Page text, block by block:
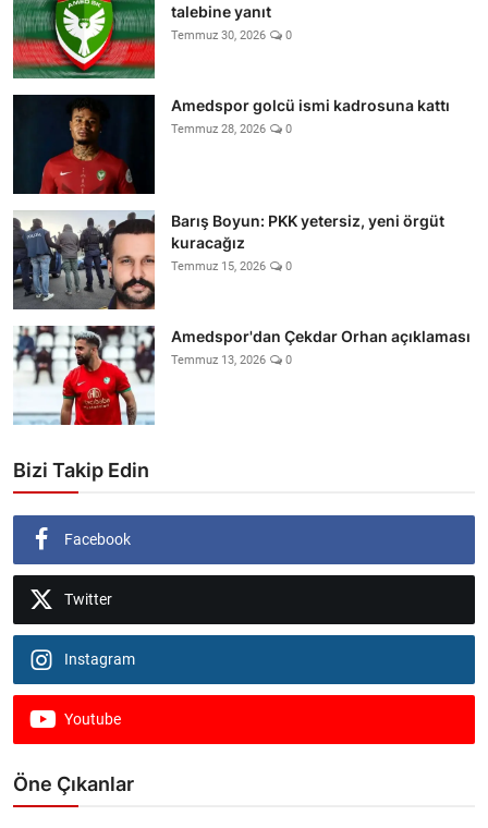
talebine yanıt
Temmuz 30, 2026 0
Amedspor golcü ismi kadrosuna kattı
Temmuz 28, 2026 0
Barış Boyun: PKK yetersiz, yeni örgüt
kuracağız
Temmuz 15, 2026 0
Amedspor'dan Çekdar Orhan açıklaması
Temmuz 13, 2026 0
Bizi Takip Edin
Facebook
Twitter
Instagram
Youtube
Öne Çıkanlar